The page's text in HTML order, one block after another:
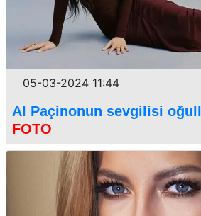
05-03-2024 11:44
Al Paçinonun sevgilisi
FOTO